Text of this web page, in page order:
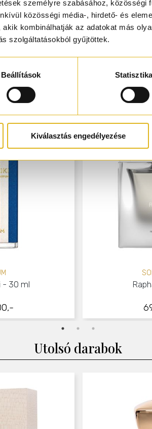
személyre szabásához, közösségi
közösségi média-, hirdető- és
kombinálhatják az adatokat más
szolgáltatásokból gyűjtöttek.
Beállítások
Kiválasztás engedélyezése
ÚJDONSÁGOK
- 30 ml
Utolsó darabok